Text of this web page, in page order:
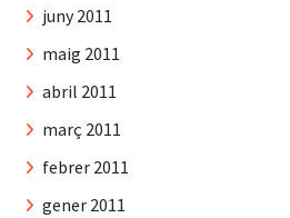
juny 2011
maig 2011
abril 2011
març 2011
febrer 2011
gener 2011